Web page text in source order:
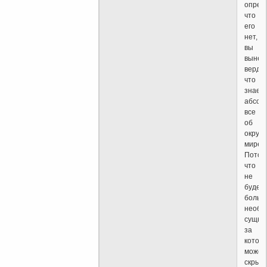
что
его
нет,
вы
что
все
об
мире.
что
не
будет
за
может